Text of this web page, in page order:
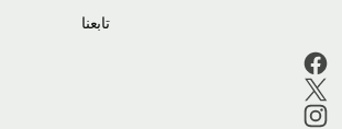
تابعنا